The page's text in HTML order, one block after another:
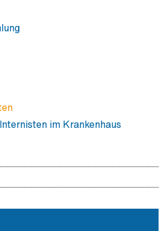
im Krankenhaus